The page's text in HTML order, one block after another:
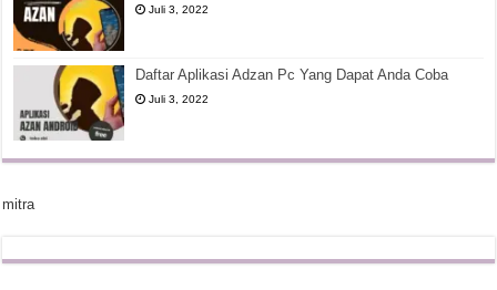
Juli 3, 2022
Daftar Aplikasi Adzan Pc Yang Dapat Anda Coba
Juli 3, 2022
mitra